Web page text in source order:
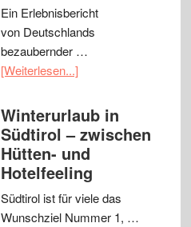
Ein Erlebnisbericht
von Deutschlands
bezaubernder …
[Weiterlesen...]
Winterurlaub in
Südtirol – zwischen
Hütten- und
Hotelfeeling
Südtirol ist für viele das
Wunschziel Nummer 1, …